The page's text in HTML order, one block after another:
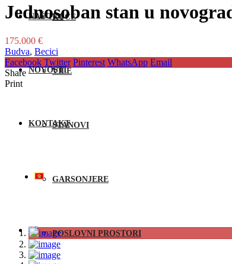
KUĆE
VILE
STANOVI
GARSONJERE
POSLOVNI PROSTORI
NAŠ TIM
NOVOSTI
KONTAKT
Jednosoban stan u
175.000 €
Budva, Becici
Facebook Twitter Pinterest WhatsApp Email
Share
Print